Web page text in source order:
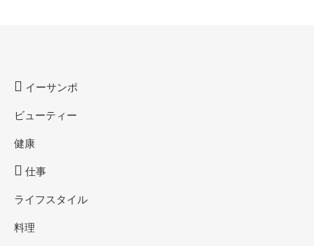
イーサンポ
ビューティー
健康
仕事
ライフスタイル
料理